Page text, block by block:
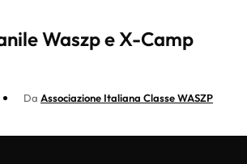
Waszp e X-Camp
Da Associazione Italiana Classe WASZP